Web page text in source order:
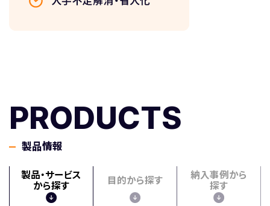
PRODUCTS
製品情報
製品・サービス
から探す
目的から探す
納入事例から
探す